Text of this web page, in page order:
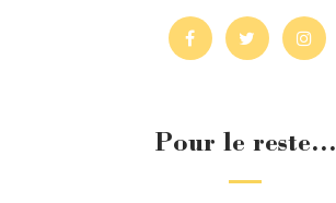
Pour le reste...